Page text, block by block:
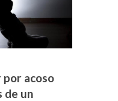
por acoso
de un